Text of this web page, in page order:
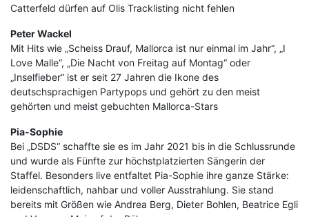
Catterfeld dürfen auf Olis Tracklisting nicht fehlen
Peter Wackel
Mit Hits wie „Scheiss Drauf, Mallorca ist nur einmal im Jahr“, „I
Love Malle“, „Die Nacht von Freitag auf Montag“ oder
„Inselfieber“ ist er seit 27 Jahren die Ikone des
deutschsprachigen Partypops und gehört zu den meist
gehörten und meist gebuchten Mallorca-Stars
Pia-Sophie
Bei „DSDS“ schaffte sie es im Jahr 2021 bis in die Schlussrunde
und wurde als Fünfte zur höchstplatzierten Sängerin der
Staffel. Besonders live entfaltet Pia-Sophie ihre ganze Stärke:
leidenschaftlich, nahbar und voller Ausstrahlung. Sie stand
bereits mit Größen wie Andrea Berg, Dieter Bohlen, Beatrice Egli